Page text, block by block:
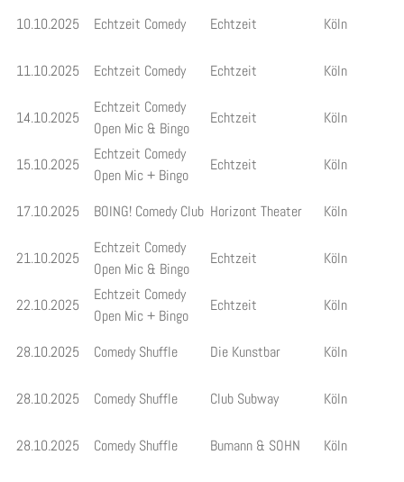
10.10.2025 Echtzeit Comedy Echtzeit Köln
11.10.2025 Echtzeit Comedy Echtzeit Köln
14.10.2025
Echtzeit Comedy
Open Mic & Bingo
Echtzeit Köln
15.10.2025
Echtzeit Comedy
Open Mic + Bingo
Echtzeit Köln
17.10.2025 BOING! Comedy Club Horizont Theater Köln
21.10.2025
Echtzeit Comedy
Open Mic & Bingo
Echtzeit Köln
22.10.2025
Echtzeit Comedy
Open Mic + Bingo
Echtzeit Köln
28.10.2025 Comedy Shuffle Die Kunstbar Köln
28.10.2025 Comedy Shuffle Club Subway Köln
28.10.2025 Comedy Shuffle Bumann & SOHN Köln